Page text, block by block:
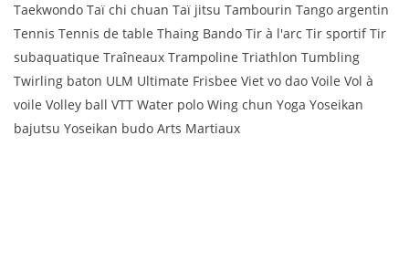
Taekwondo Taï chi chuan Taï jitsu Tambourin Tango argentin
Tennis Tennis de table Thaing Bando Tir à l'arc Tir sportif Tir
subaquatique Traîneaux Trampoline Triathlon Tumbling
Twirling baton ULM Ultimate Frisbee Viet vo dao Voile Vol à
voile Volley ball VTT Water polo Wing chun Yoga Yoseikan
bajutsu Yoseikan budo Arts Martiaux